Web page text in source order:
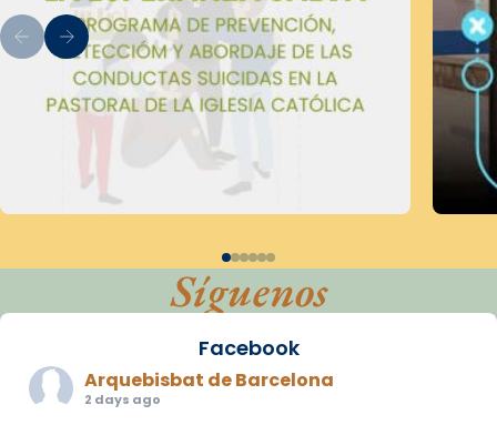
Síguenos
Facebook
Arquebisbat de Barcelona
2 days ago